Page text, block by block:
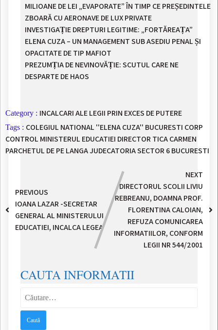
MILIOANE DE LEI „EVAPORATE” ÎN TIMP CE PREȘEDINTELE
ZBOARĂ CU AERONAVE DE LUX PRIVATE
INVESTIGAȚIE DREPTURI LEGITIME: „FORTĂREAȚA”
ELENA CUZA – UN MANAGEMENT SUB ASEDIU PENAL ȘI
OPACITATE DE TIP MAFIOT
PREZUMȚIA DE NEVINOVĂȚIE: SCUTUL CARE NE
DESPARTE DE HAOS
Category : INCALCARI ALE LEGII PRIN EXCES DE PUTERE
Tags : COLEGIUL NATIONAL ''ELENA CUZA'' BUCURESTI CORP
CONTROL MINISTERUL EDUCATIEI DIRECTOR TICA CARMEN
PARCHETUL DE PE LANGA JUDECATORIA SECTOR 6 BUCURESTI
PREVIOUS
IOANA LAZAR -SECRETAR
GENERAL AL MINISTERULUI
EDUCATIEI, INCALCA LEGEA
NEXT
DIRECTORUL SCOLII LIVIU
REBREANU, DOAMNA PROF.
FLORENTINA CALOIAN,
REFUZA COMUNICAREA
INFORMATIILOR, CONFORM
LEGII NR 544/2001
CAUTA INFORMATII